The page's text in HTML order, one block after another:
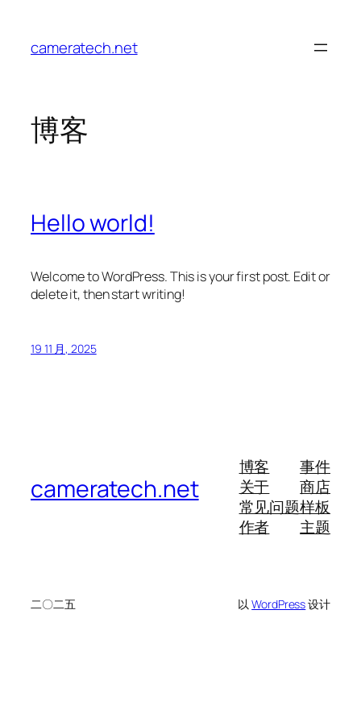
cameratech.net
博客
Hello world!
Welcome to WordPress. This is your first post. Edit or
delete it, then start writing!
19 11 月, 2025
cameratech.net
博客
关于
常见问题
作者
事件
商店
样板
主题
二〇二五 以WordPress设计